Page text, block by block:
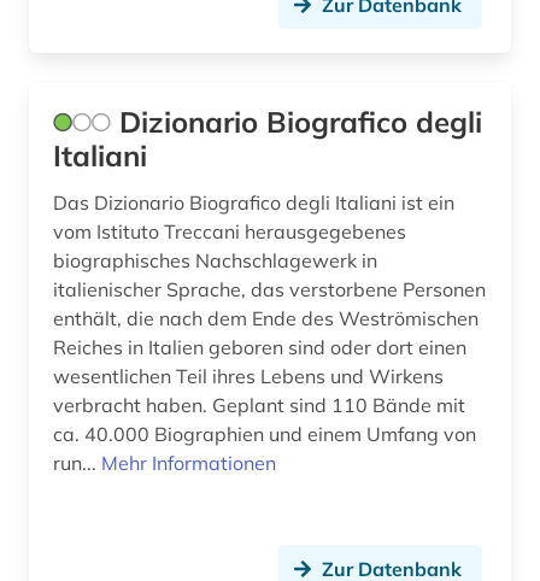
paläographie (1)
papst (1)
partitur (1)
petrarca, francesco | schriftsteller;
geschichtsschreiber; lyriker; philosoph; humanist;
librettist (1)
pfarre (1)
philosophie (1)
photographie (2)
Zur Datenbank
Dizionario Biografico degli
Italiani
Das Dizionario Biografico degli Italiani ist ein
vom Istituto Treccani herausgegebenes
biographisches Nachschlagewerk in
italienischer Sprache, das verstorbene Personen
enthält, die nach dem Ende des Weströmischen
Reiches in Italien geboren sind oder dort einen
wesentlichen Teil ihres Lebens und Wirkens
verbracht haben. Geplant sind 110 Bände mit
ca. 40.000 Biographien und einem Umfang von
run... Mehr Informationen
Zur Datenbank